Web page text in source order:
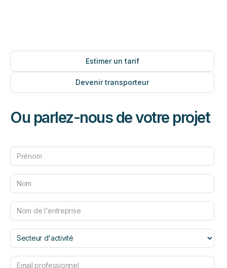
Estimer un tarif
Devenir transporteur
Ou parlez-nous de votre projet